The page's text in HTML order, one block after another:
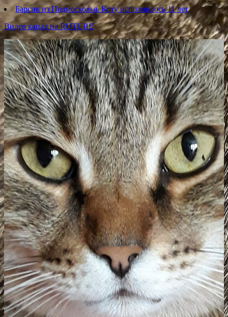
Барсик из Подмосковья. Коту исполнилось 11 лет
Видео канал на RUTUBE